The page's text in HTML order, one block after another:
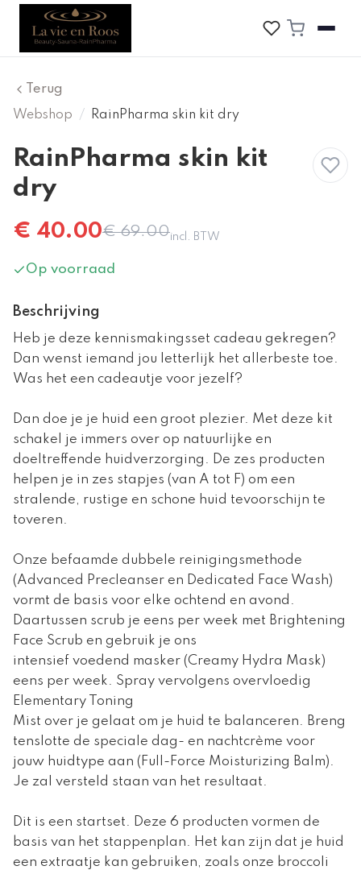
Terug
Webshop
/ RainPharma skin kit dry
Korting
RainPharma skin kit
dry
€ 40.00€69.00incl. BTW
Op voorraad
Beschrijving
Heb je deze kennismakingsset cadeau gekregen?
Dan wenst iemand jou letterlijk het allerbeste toe.
Was het een cadeautje voor jezelf?
Dan doe je je huid een groot plezier. Met deze kit
schakel je immers over op natuurlijke en
doeltreffende huidverzorging. De zes producten
helpen je in zes stapjes (van A tot F) om een
stralende, rustige en schone huid tevoorschijn te
toveren.
Onze befaamde dubbele reinigingsmethode
(Advanced Precleanser en Dedicated Face Wash)
vormt de basis voor elke ochtend en avond.
Daartussen scrub je eens per week met Brightening
Face Scrub en gebruik je ons
intensief voedend masker (Creamy Hydra Mask)
eens per week. Spray vervolgens overvloedig
Elementary Toning
Mist over je gelaat om je huid te balanceren. Breng
tenslotte de speciale dag- en nachtcrème voor
jouw huidtype aan (Full-Force Moisturizing Balm).
Je zal versteld staan van het resultaat.
Dit is een startset. Deze 6 producten vormen de
basis van het stappenplan. Het kan zijn dat je huid
een extraatje kan gebruiken, zoals onze broccoli